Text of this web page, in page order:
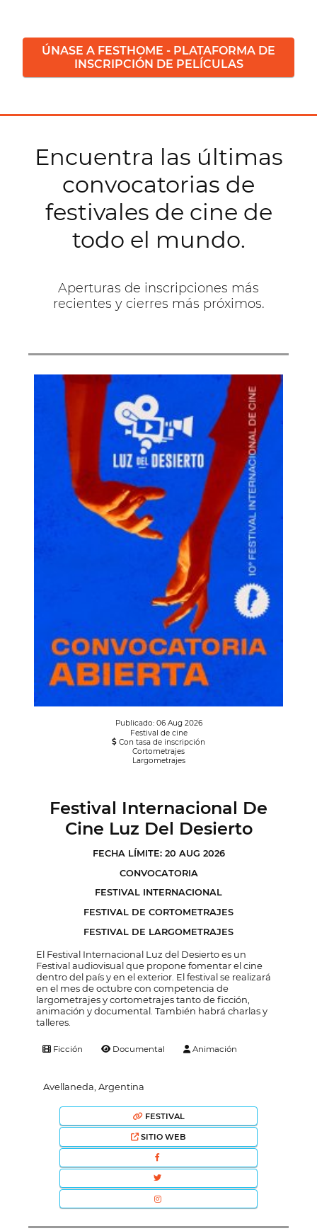
ÚNASE A FESTHOME - PLATAFORMA DE
INSCRIPCIÓN DE PELÍCULAS
Encuentra las últimas
convocatorias de
festivales de cine de
todo el mundo.
Aperturas de inscripciones más
recientes y cierres más próximos.
Publicado: 06 Aug 2026
Festival de cine
Con tasa de inscripción
Cortometrajes
Largometrajes
Festival Internacional De
Cine Luz Del Desierto
FECHA LÍMITE: 20 AUG 2026
CONVOCATORIA
FESTIVAL INTERNACIONAL
FESTIVAL DE CORTOMETRAJES
FESTIVAL DE LARGOMETRAJES
El Festival Internacional Luz del Desierto es un
Festival audiovisual que propone fomentar el cine
dentro del país y en el exterior. El festival se realizará
en el mes de octubre con competencia de
largometrajes y cortometrajes tanto de ficción,
animación y documental. También habrá charlas y
talleres.
Ficción Documental Animación
Avellaneda, Argentina
FESTIVAL
SITIO WEB